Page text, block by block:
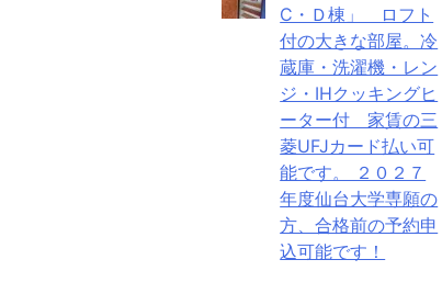
C・Ｄ棟」 ロフト
付の大きな部屋。冷
蔵庫・洗濯機・レン
ジ・IHクッキングヒ
ーター付 家賃の三
菱UFJカード払い可
能です。 ２０２７
年度仙台大学専願の
方、合格前の予約申
込可能です！